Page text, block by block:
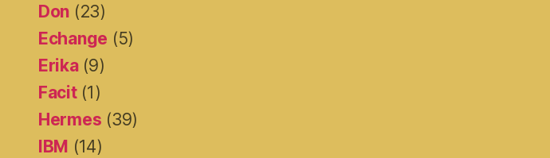
Don (23)
Echange (5)
Erika(9)
Facit(1)
Hermes (39)
IBM (14)